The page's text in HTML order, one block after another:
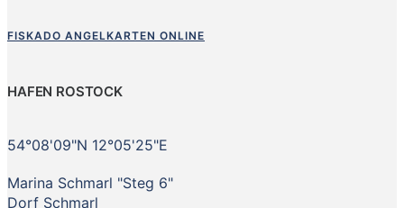
FISKADO ANGELKARTEN ONLINE
HAFEN ROSTOCK
54°08'09"N 12°05'25"E
Marina Schmarl "Steg 6"
Dorf Schmarl